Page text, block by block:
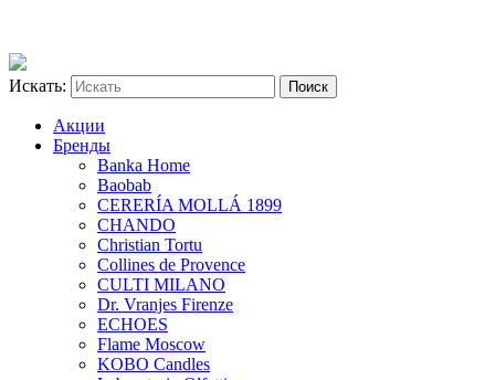
Искать:
Акции
Бренды
Banka Home
Baobab
CERERÍA MOLLÁ 1899
CHANDO
Christian Tortu
Collines de Provence
CULTI MILANO
Dr. Vranjes Firenze
ECHOES
Flame Moscow
KOBO Candles